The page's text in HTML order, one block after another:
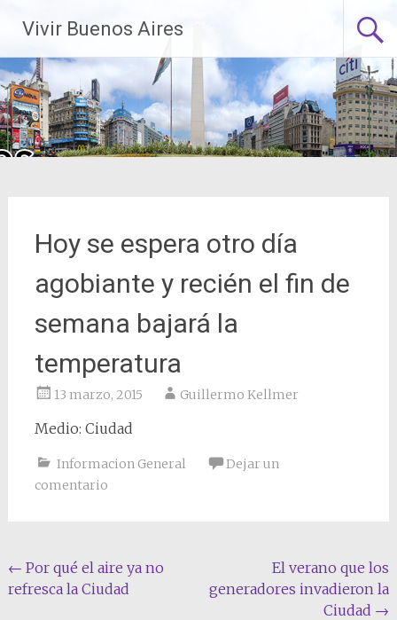
contenido
Vivir Buenos Aires
Hoy se espera otro día
agobiante y recién el fin de
semana bajará la
temperatura
13 marzo, 2015 Guillermo Kellmer
Medio: Ciudad
Informacion General
Dejar un
comentario
Navegación
de
← Por qué el aire ya no
refresca la Ciudad
El verano que los
generadores invadieron la
Ciudad →